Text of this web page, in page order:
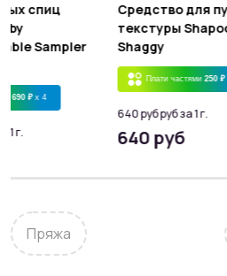
спиц
Sampler
690 ₽ x 4
1 г.
Средство для
текстуры
Shaggy
Плати частями250 ₽
640 руб руб за 1 г.
640 руб
Пряжа